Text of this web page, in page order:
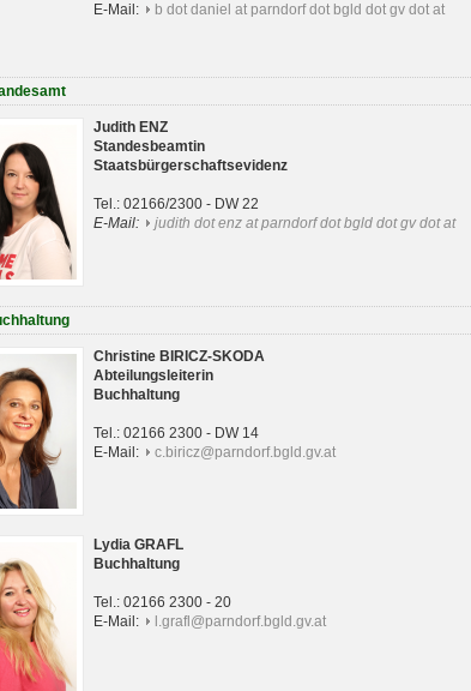
E-Mail:
b dot daniel at parndorf dot bgld dot gv dot at
Judith ENZ
Standesbeamtin
Staatsbürgerschaftsevidenz
Tel.: 02166/2300 - DW 22
E-Mail:
judith dot enz at parndorf dot bgld dot gv dot at
Christine BIRICZ-SKODA
Abteilungsleiterin
Buchhaltung
Tel.: 02166 2300 - DW 14
E-Mail:
c.biricz@parndorf.bgld.gv.at
Lydia GRAFL
Buchhaltung
Tel.: 02166 2300 - 20
E-Mail:
l.grafl@parndorf.bgld.gv.at